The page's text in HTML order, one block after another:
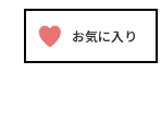
お気に入り